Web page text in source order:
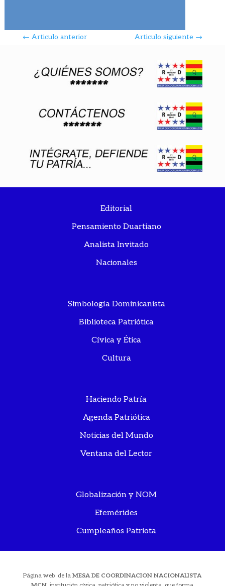
← Articulo anterior Articulo siguiente →
Editorial
Pensamiento Duartiano
Analista Invitado
Nacionales
Simbología Dominicanista
Biblioteca Patriótica
Cívica y Ética
Cultura
Haciendo Patría
Agenda Patriótica
Noticias del Mundo
Ventana del Lector
Globalización y NOM
Efemérides
Cumpleaños Patriota
Página web de laMESA DE COORDINACION NACIONALISTA